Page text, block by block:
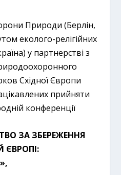
Природи (Берлін,
еколого-релігійних
у партнерстві з
Східної Європи
прийняти
конференції
ЗА ЗБЕРЕЖЕННЯ
ЄВРОПІ: